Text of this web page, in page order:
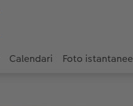
Calendari Foto istantanee